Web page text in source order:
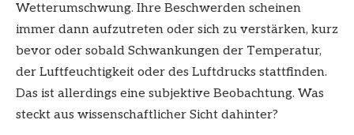
Wetterumschwung. Ihre Beschwerden scheinen
immer dann aufzutreten oder sich zu verstärken, kurz
bevor oder sobald Schwankungen der Temperatur,
der Luftfeuchtigkeit oder des Luftdrucks stattfinden.
Das ist allerdings eine subjektive Beobachtung. Was
steckt aus wissenschaftlicher Sicht dahinter?